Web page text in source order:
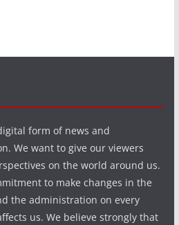
form of news and
We want to give our viewers
on the world around us.
to make changes in the
the administration on every
us. We believe strongly that